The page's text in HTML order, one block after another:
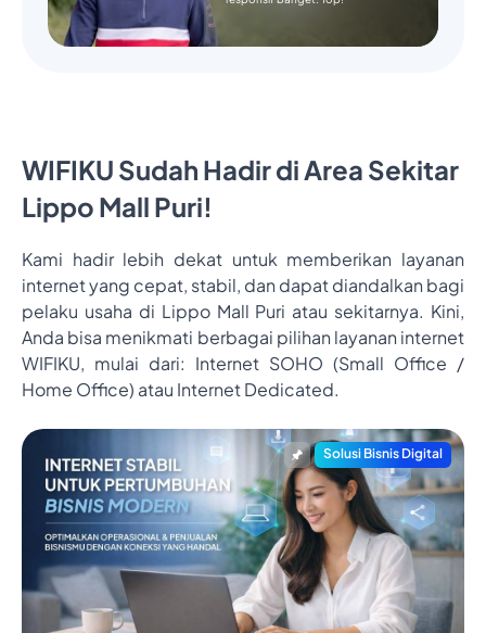
WIFIKU Sudah Hadir di Area Sekitar
Lippo Mall Puri!
Kami hadir lebih dekat untuk memberikan layanan
internet yang cepat, stabil, dan dapat diandalkan bagi
pelaku usaha di Lippo Mall Puri atau sekitarnya. Kini,
Anda bisa menikmati berbagai pilihan layanan internet
WIFIKU, mulai dari: Internet SOHO (Small Office /
Home Office) atau Internet Dedicated.
Solusi Bisnis Digital